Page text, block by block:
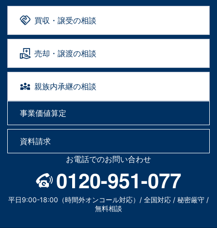
買収・譲受の相談
売却・譲渡の相談
親族内承継の相談
事業価値算定
資料請求
お電話でのお問い合わせ
0120-951-077
平日9:00-18:00（時間外オンコール対応）/ 全国対応 / 秘密厳守 /
無料相談